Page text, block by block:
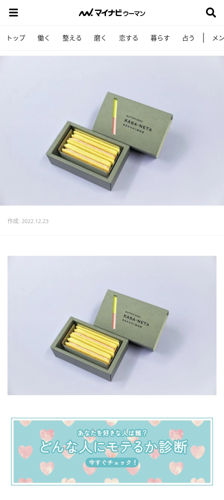
トップ 働く 整える 磨く 恋する 暮らす 占う メ
作成: 2022.12.23